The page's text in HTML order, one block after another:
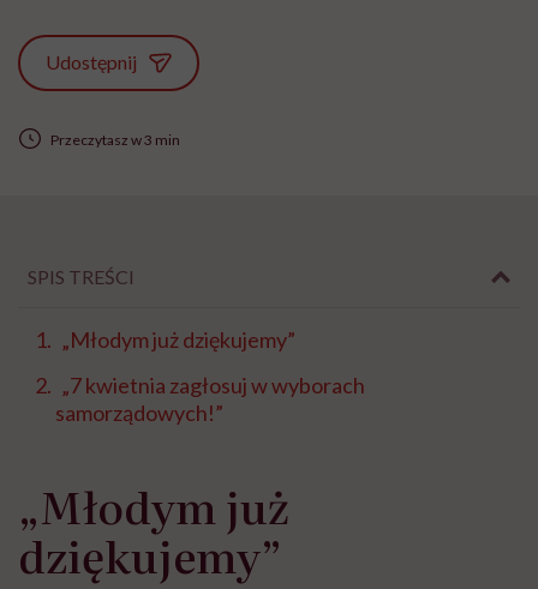
Udostępnij
Przeczytasz w 3 min
SPIS TREŚCI
„Młodym już dziękujemy”
„7 kwietnia zagłosuj w wyborach
samorządowych!”
„Młodym już
dziękujemy”